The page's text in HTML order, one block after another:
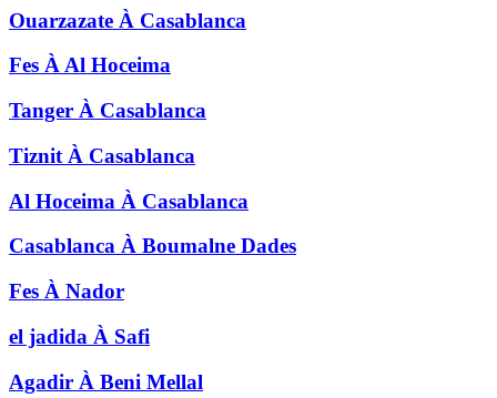
Ouarzazate À Casablanca
Fes ÀAl Hoceima
Tanger À Casablanca
Tiznit À Casablanca
Al Hoceima À Casablanca
Casablanca À Boumalne Dades
Fes À Nador
el jadida À Safi
Agadir À Beni Mellal